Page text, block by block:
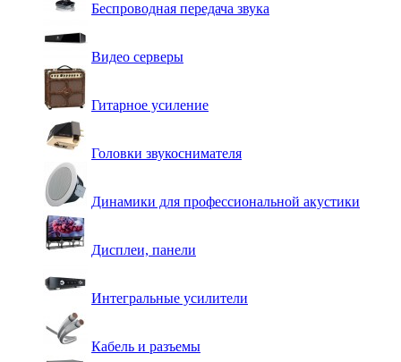
Беспроводная передача звука
Видео серверы
Гитарное усиление
Головки звукоснимателя
Динамики для профессиональной акустики
Дисплеи, панели
Интегральные усилители
Кабель и разъемы